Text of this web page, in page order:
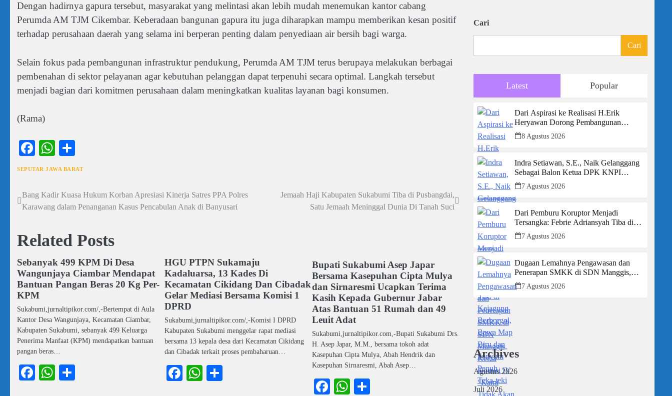
Dengan hadirnya gapura tersebut, masyarakat yang melintasi akan lebih mudah menemukan kantor cabang
Perumda AM TJM Cikembar. Keberadaan bangunan gapura itu juga diharapkan mampu memberikan kesan positif
terhadap perusahaan daerah yang selama ini berperan penting dalam penyediaan air bersih bagi warga.
Selain fokus pada pembangunan infrastruktur pendukung, Perumda AM TJM terus berupaya melakukan berbagai
pembenahan di sektor pelayanan agar kebutuhan pelanggan dapat terpenuhi secara optimal. Langkah tersebut
menjadi bagian dari komitmen perusahaan dalam meningkatkan kualitas layanan bagi konsumen.
(Rama)
Facebook
WhatsApp
SEPUTAR JAWA BARAT
Navigasi
Bang Kadir Kuasa Hukum Korban Apresiasi Kinerja Satres PPA Polres
Karawang dalam Penanganan Kasus Pencabulan Anak di Banyusari
Jemaah Haji Kabupaten Sukabumi Tiba di Pusbangdai,
Satu Jemaah Meninggal Dunia Di Tanah Suci
Related Posts
Sebanyak 499 KPM Di Desa
Wangunjaya Ciambar Mendapat
Bantuan Pangan Beras 20 Kg Per-
KPM
Sukabumi,jurnaltipikor.com/,-Bertempat di Aula
Kantor Desa Wangunjaya, Kecamatan Ciambar,
Kabupaten Sukabumi, sebanyak 499 Keluarga
Penerima Manfaat (KPM) mendapatkan bantuan
pangan beras…
Facebook
WhatsApp
HGU PTPN Sukamaju
Kadaluarsa, 13 Kades Di
Kecamatan Cikidang Dan Cibadak
Gelar Mediasi Bersama Komisi 1
DPRD
Sukabumi,jurnaltipikor.com/,-Komisi I DPRD
Kabupaten Sukabumi menggelar rapat mediasi
bersama 13 kepala desa dari Kecamatan Cikidang
dan Cibadak terkait proses pembaharuan…
Facebook
WhatsApp
Bupati Sukabumi Asep Japar
Bersama Kasepuhan Cipta Mulya
dan Sirnaresmi Ucapkan Terima
Kasih Kepada Gubernur Jabar
Atas Bantuan 51 Rumah dan 49
Leuit Adat
Sukabumi,jurnaltipikor.com,-Bupati Sukabumi Drs.
H. Asep Japar, M.M., bersama tokoh adat
Kasepuhan Cipta Mulya, Abah Hendrik dan
Kasepuhan Sirnaresmi, Abah Asep…
Facebook
WhatsApp
Cari
Cari
Latest Popular
Dari Aspirasi ke Realisasi H.Erik
Heryawan Dorong Pembangunan
Infrastruktur Jalan Cikalong Bunder
8 Agustus 2026
Indra Setiawan, S.E., Naik Gelanggang
Sebagai Balon Ketua DPK KNPI
Kecamatan Ciambar
7 Agustus 2026
Dari Pemburu Koruptor Menjadi
Tersangka: Febrie Adriansyah Tiba di
Kejagung Berborgol, Bawa Map Biru
dan Senyum Penuh Teka-teki
7 Agustus 2026
Dugaan Lemahnya Pengawasan dan
Penerapan SMKK di SDN Manggis,
Ketua Komisi IV “Kami Tidak Akan
Segan Menindak”
7 Agustus 2026
Archives
Agustus 2026
Juli 2026